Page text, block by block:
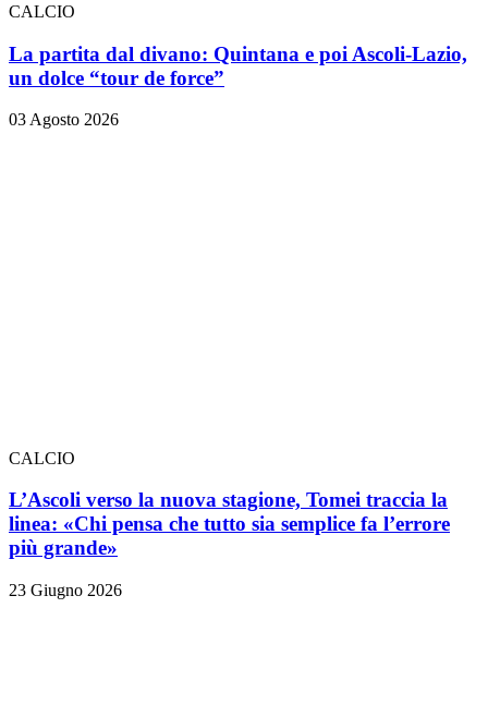
CALCIO
La partita dal divano: Quintana e poi Ascoli-Lazio,
un dolce “tour de force”
03 Agosto 2026
CALCIO
L’Ascoli verso la nuova stagione, Tomei traccia la
linea: «Chi pensa che tutto sia semplice fa l’errore
più grande»
23 Giugno 2026